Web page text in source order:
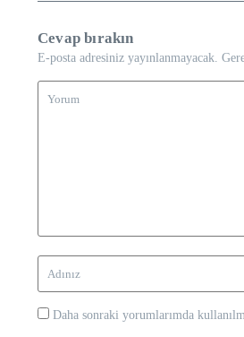
Cevap bırakın
E-posta adresiniz yayınlanmayacak.
Daha sonraki yorumlarımda